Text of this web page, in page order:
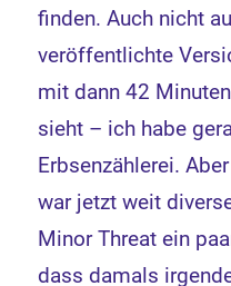
finden. Auch nicht
veröffentlichte
mit dann 42
sieht – ich habe
Erbsenzählerei.
war jetzt weit
Minor Threat ein
dass damals